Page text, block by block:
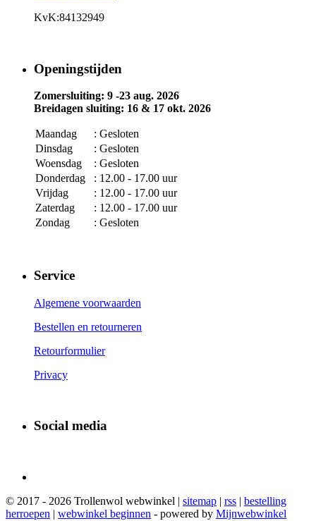
KvK:84132949
Openingstijden
Zomersluiting: 9 -23 aug. 2026
Breidagen sluiting: 16 & 17 okt. 2026
Maandag
: Gesloten
Dinsdag
: Gesloten
Woensdag
: Gesloten
Donderdag
: 12.00 - 17.00 uur
Vrijdag
: 12.00 - 17.00 uur
Zaterdag
: 12.00 - 17.00 uur
Zondag
: Gesloten
Service
Algemene voorwaarden
Bestellen en retourneren
Retourformulier
Privacy
Social media
© 2017 - 2026 Trollenwol webwinkel | sitemap | rss | bestelling
herroepen | webwinkel beginnen - powered by Mijnwebwinkel